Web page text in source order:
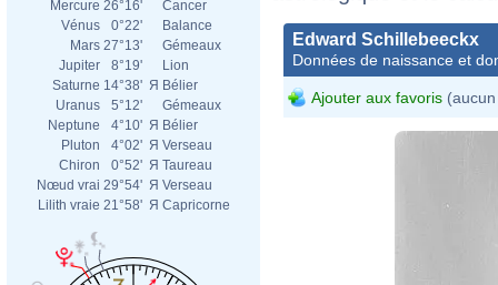
Mercure 26°16'
Cancer
Vénus
0°22'
Balance
Mars 27°13'
Gémeaux
Jupiter
8°19'
Lion
Saturne 14°38' Я Bélier
Uranus
5°12'
Gémeaux
Neptune
4°10' Я Bélier
Pluton
4°02' Я Verseau
Chiron
0°52' Я Taureau
Nœud vrai 29°54' Я Verseau
Lilith vraie 21°58' Я Capricorne
Edward Schillebeeckx
Données de naissance et
Ajouter aux favoris